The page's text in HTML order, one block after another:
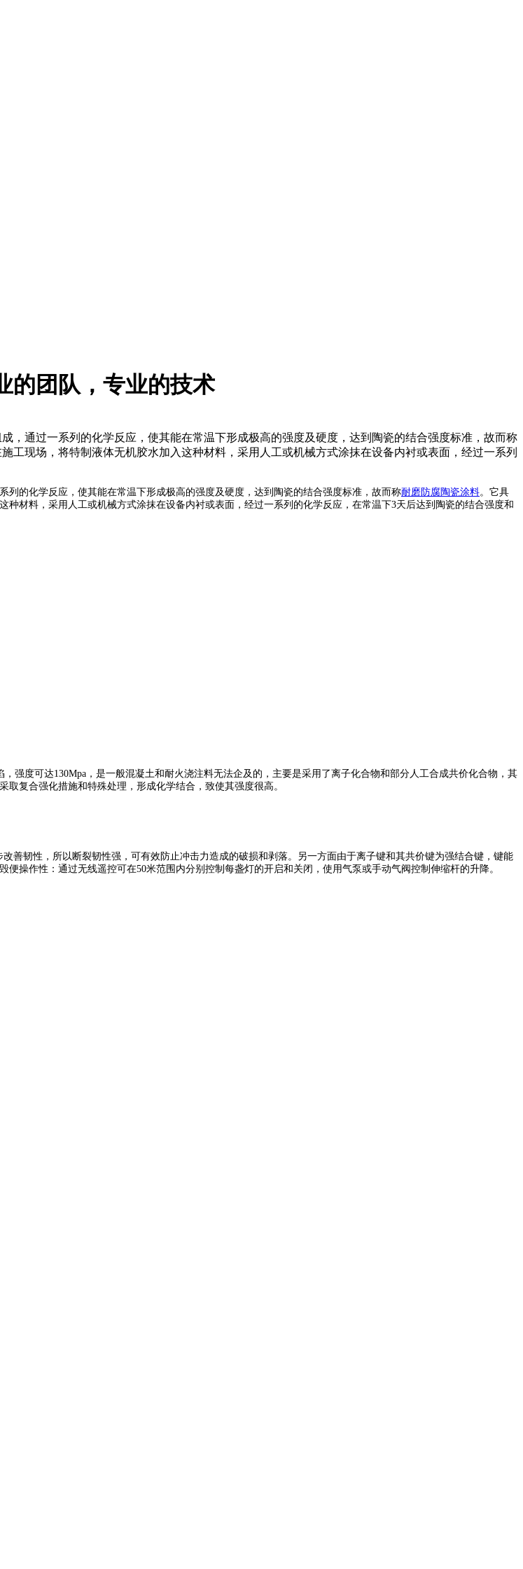
的团队，专业的技术
，通过一系列的化学反应，使其能在常温下形成极高的强度及硬度，达到陶瓷的结合强度标准，故而称
现场，将特制液体无机胶水加入这种材料，采用人工或机械方式涂抹在设备内衬或表面，经过一系列
的化学反应，使其能在常温下形成极高的强度及硬度，达到陶瓷的结合强度标准，故而称耐磨防腐陶瓷涂料。它具
材料，采用人工或机械方式涂抹在设备内衬或表面，经过一系列的化学反应，在常温下3天后达到陶瓷的结合强度和
强度可达130Mpa，是一般混凝土和耐火浇注料无法企及的，主要是采用了离子化合物和部分人工合成共价化合物，其
复合强化措施和特殊处理，形成化学结合，致使其强度很高。
善韧性，所以断裂韧性强，可有效防止冲击力造成的破损和剥落。另一方面由于离子键和其共价键为强结合键，键能
操作性：通过无线遥控可在50米范围内分别控制每盏灯的开启和关闭，使用气泵或手动气阀控制伸缩杆的升降。